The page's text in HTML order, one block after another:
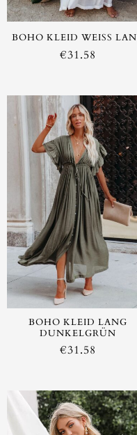
BOHO KLEID WEISS LANG
€31.58
BOHO KLEID LANG
DUNKELGRÜN
€31.58